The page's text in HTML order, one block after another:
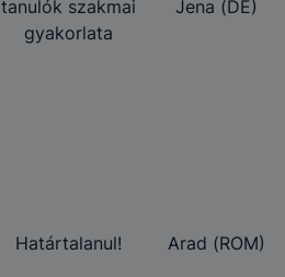
tanulók szakmai
gyakorlata
Jena (DE)
Határtalanul! Arad (ROM)